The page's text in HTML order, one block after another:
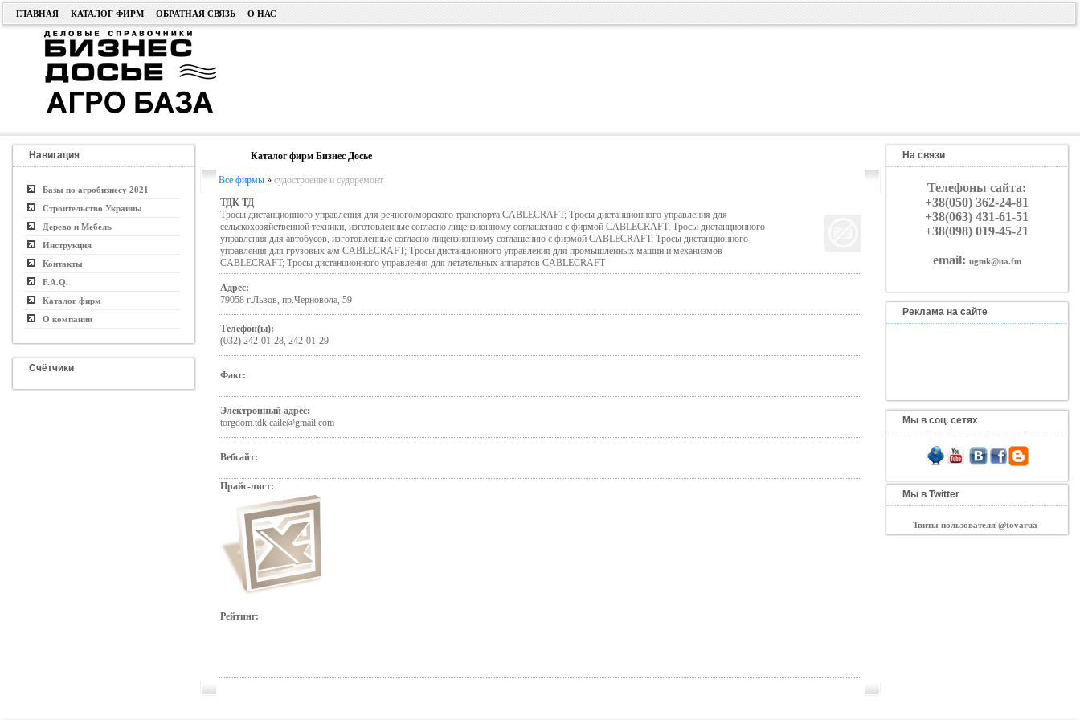
ГЛАВНАЯ КАТАЛОГ ФИРМ ОБРАТНАЯ СВЯЗЬ О НАС
Навигация
Базы по агробизнесу 2021
Строительство Украины
Дерево и Мебель
Инструкция
Контакты
F.A.Q.
Каталог фирм
О компании
Счётчики
Каталог фирм Бизнес Досье
Все фирмы» судостроение и судоремонт
ТДК ТД
Тросы дистанционного управления для речного/морского транспорта CABLECRAFT; Тросы дистанционного управления для
сельскохозяйственной техники, изготовленные согласно лицензионному соглашению с фирмой CABLECRAFT; Тросы дистанционного
управления для автобусов, изготовленные согласно лицензионному соглашению с фирмой CABLECRAFT; Тросы дистанционного
управления для грузовых а/м CABLECRAFT; Тросы дистанционного управления для промышленных машин и механизмов
CABLECRAFT; Тросы дистанционного управления для летательных аппаратов CABLECRAFT
Адрес:
79058 г.Львов, пр.Черновола, 59
Телефон(ы):
(032) 242-01-28, 242-01-29
Факс:
Электронный адрес:
torgdom.tdk.caile@gmail.com
Вебсайт:
Прайс-лист:
Рейтинг:
На связи
Телефоны сайта:
+38(050) 362-24-81
+38(063) 431-61-51
+38(098) 019-45-21
email: ugmk@ua.fm
Реклама на сайте
Мы в соц. сетях
Мы в Twitter
Твиты пользователя @tovarua